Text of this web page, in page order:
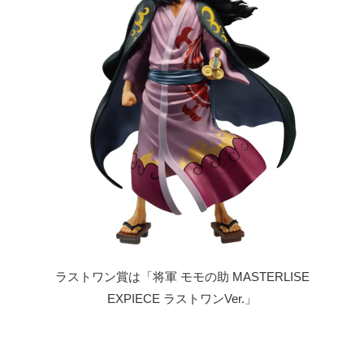
ラストワン賞は「将軍 モモの助 MASTERLISE
EXPIECE ラストワンVer.」